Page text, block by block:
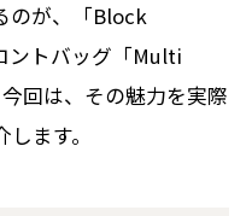
のが、「Block
ントバッグ「Multi
回は、その魅力を実際
ます。